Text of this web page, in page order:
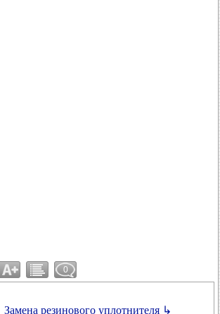
0
Замена резинового уплотнителя ↳